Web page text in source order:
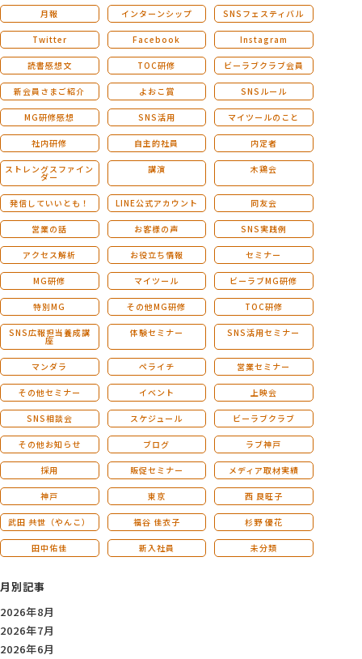
月報 インターンシップ SNSフェスティバル
Twitter Facebook Instagram
読書感想文 TOC研修 ビーラブクラブ会員
新会員さまご紹介 よおこ賞 SNSルール
MG研修感想 SNS活用 マイツールのこと
社内研修 自主的社員 内定者
ストレングスファイン
ダー
講演 木鶏会
発信していいとも！ LINE公式アカウント 同友会
営業の話 お客様の声 SNS実践例
アクセス解析 お役立ち情報 セミナー
MG研修 マイツール ビーラブMG研修
特別MG その他MG研修 TOC研修
SNS広報担当養成講
座
体験セミナー SNS活用セミナー
マンダラ ペライチ 営業セミナー
その他セミナー イベント 上映会
SNS相談会 スケジュール ビーラブクラブ
その他お知らせ ブログ ラブ神戸
採用 販促セミナー メディア取材実績
神戸 東京 西 良旺子
武田 共世（やんこ） 福谷 佳衣子 杉野 優花
田中佑佳 新入社員 未分類
月別記事
2026年8月
2026年7月
2026年6月